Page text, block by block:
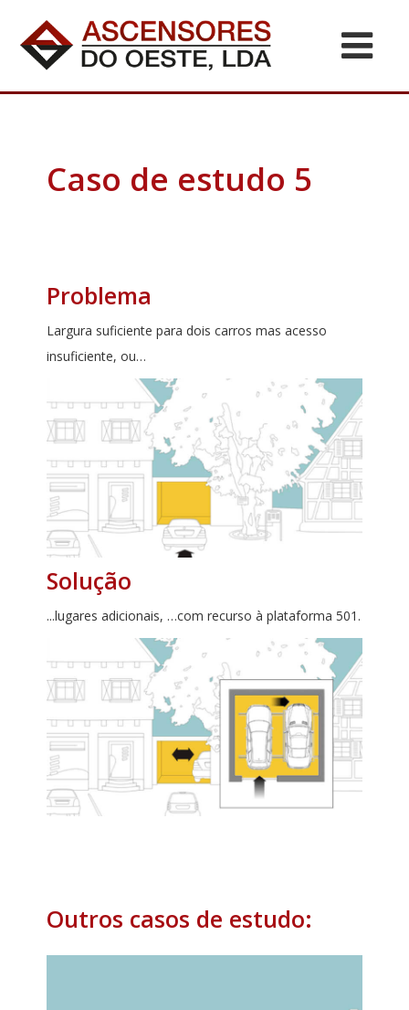
Caso de estudo 5
Problema
Largura suficiente para dois carros mas acesso
insuficiente, ou…
Solução
...lugares adicionais, …com recurso à plataforma 501.
Outros casos de estudo: